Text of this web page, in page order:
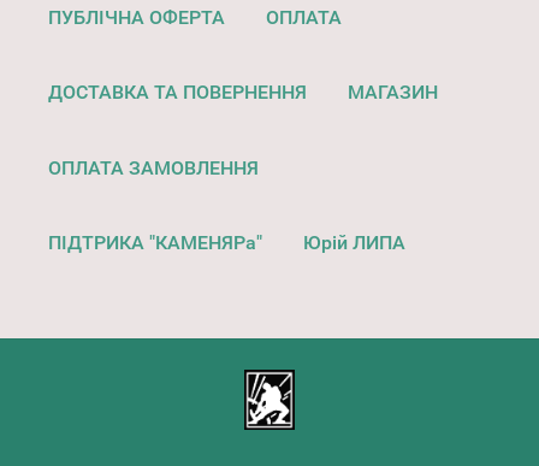
ПУБЛІЧНА ОФЕРТА ОПЛАТА
ДОСТАВКА ТА ПОВЕРНЕННЯ МАГАЗИН
ОПЛАТА ЗАМОВЛЕННЯ
ПІДТРИКА "КАМЕНЯРа" Юрій ЛИПА